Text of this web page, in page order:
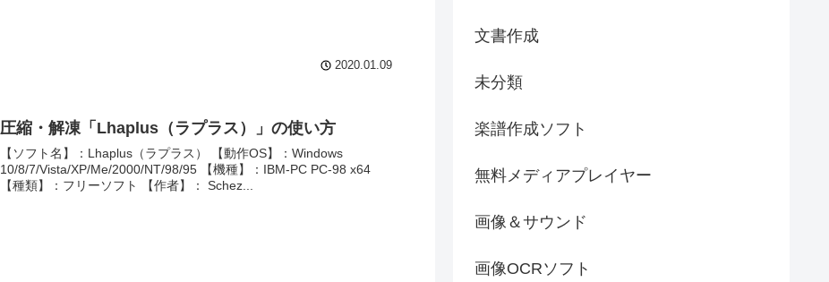
2020.01.09
圧縮・解凍「Lhaplus（ラプラス）」の使い方
【ソフト名】：Lhaplus（ラプラス） 【動作OS】：Windows
10/8/7/Vista/XP/Me/2000/NT/98/95 【機種】：IBM-PC PC-98 x64
【種類】：フリーソフト 【作者】： Schez...
文書作成
未分類
楽譜作成ソフト
無料メディアプレイヤー
画像＆サウンド
画像OCRソフト